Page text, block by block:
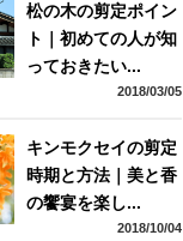
松の木の剪定ポイン
ト｜初めての人が知
っておきたい...
2018/03/05
キンモクセイの剪定
時期と方法｜美と香
の饗宴を楽し...
2018/10/04